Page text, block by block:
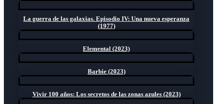
La guerra de las galaxias. Episodio IV: Una nueva esperanza
(1977)
Elemental (2023)
Barbie (2023)
Vivir 100 años: Los secretos de las zonas azules (2023)